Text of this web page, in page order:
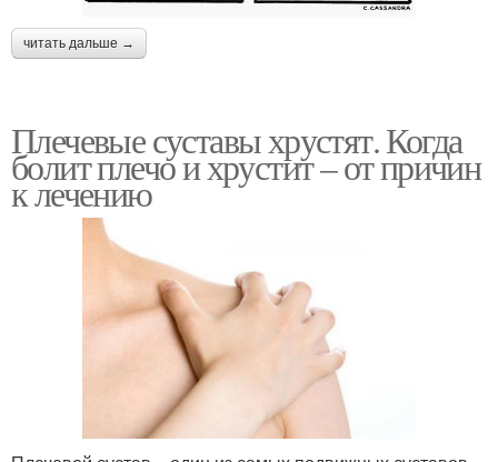
читать дальше →
Плечевые суставы хрустят. Когда
болит плечо и хрустит – от причин
к лечению